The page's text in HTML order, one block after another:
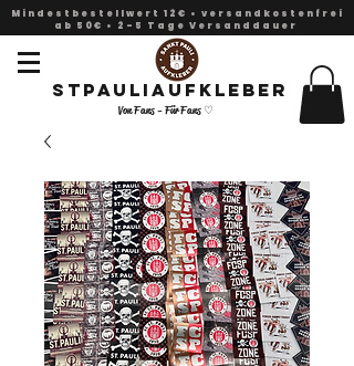
Mindestbestellwert 12€ • versandkostenfrei
ab 50€ • 2-5 Tage Versanddauer
Stpauliaufkleber
Von Fans - Für Fans ♡